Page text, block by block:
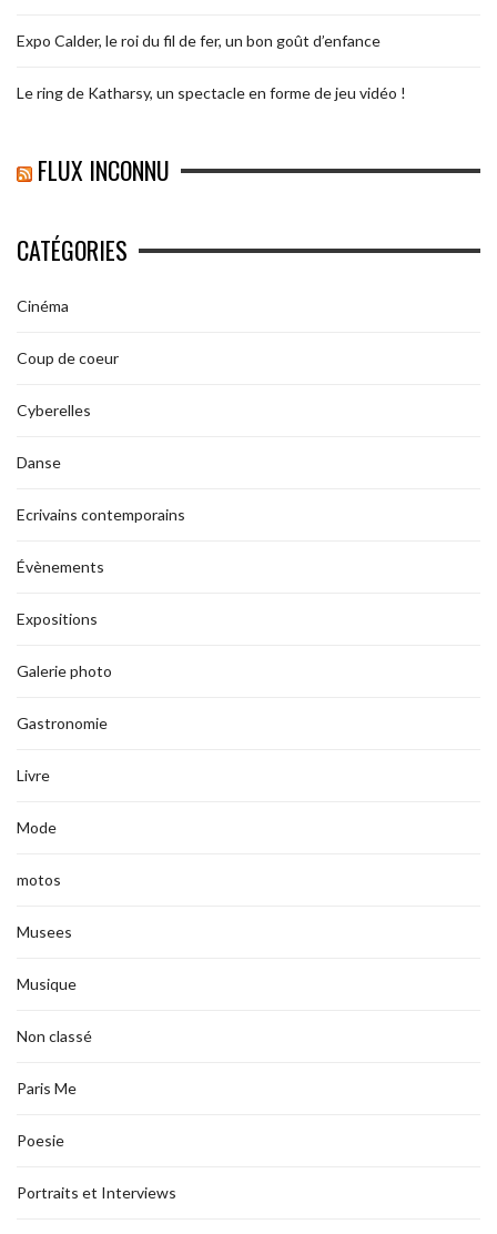
Expo Calder, le roi du fil de fer, un bon goût d’enfance
Le ring de Katharsy, un spectacle en forme de jeu vidéo !
FLUX INCONNU
CATÉGORIES
Cinéma
Coup de coeur
Cyberelles
Danse
Ecrivains contemporains
Évènements
Expositions
Galerie photo
Gastronomie
Livre
Mode
motos
Musees
Musique
Non classé
Paris Me
Poesie
Portraits et Interviews